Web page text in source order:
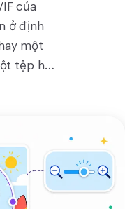
của
ở định
một
tệp hay
của
chủ
mất